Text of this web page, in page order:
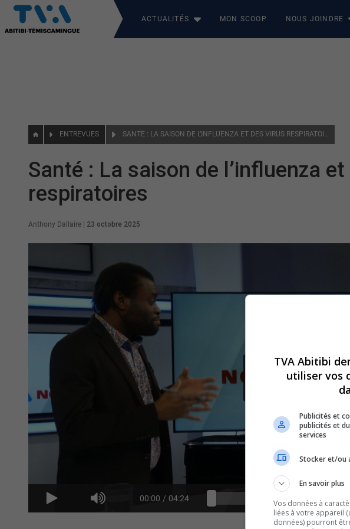
ACTUALITÉS MON SCOOP NOUS JOINDRE
ENTREVUES SANTÉ : LA SAISON DE L’INFLUENZA ET DES VIRUS RESPIRATOIRES
Santé : La saison de l’influenza
respiratoires
Anthony Dallaire 23 octobre 2025
00:00 / 04:24
TVA Abitibi
utiliser vos
Publicités et
publicités et
services
Stocker et/ou
En savoir plus
Vos données à
liées à votre appareil
données) pourront